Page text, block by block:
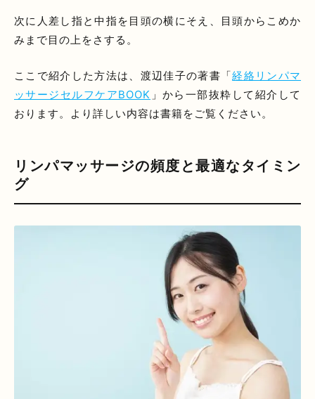
次に人差し指と中指を目頭の横にそえ、目頭からこめか
みまで目の上をさする。
ここで紹介した方法は、渡辺佳子の著書「経絡リンパマ
ッサージセルフケアBOOK 」から一部抜粋して紹介して
おります。より詳しい内容は書籍をご覧ください。
リンパマッサージの頻度と最適なタイミン
グ